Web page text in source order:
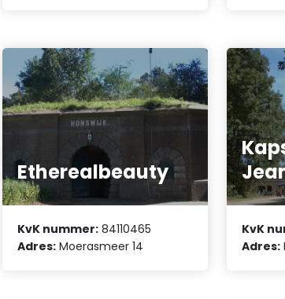
Etherealbeauty
KvK nummer: 84110465
Adres: Moerasmeer 14
KvK
Adres: